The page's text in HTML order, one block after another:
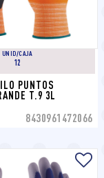
UNID/CAJA
12
PUNTOS
T.9 3L
8430961472066